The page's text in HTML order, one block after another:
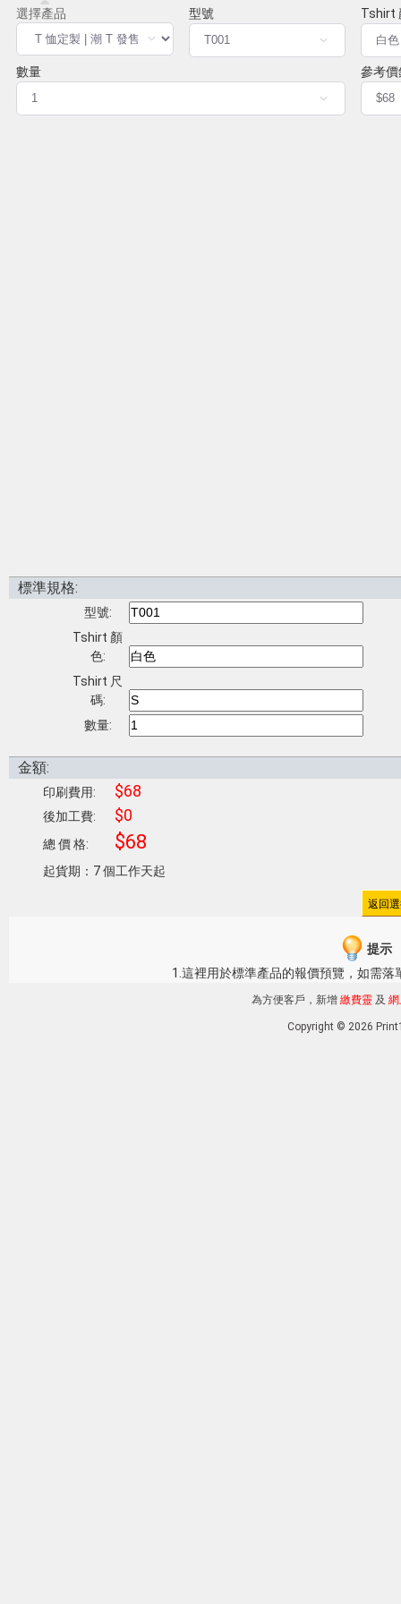
型號 Tshirt
數量 參考價
標準規格:
型號:
Tshirt 顏
色:
Tshirt 尺
碼:
數量:
金額:
印刷費用: $68
後加工費: $0
總 價 格: $68
起貨期：7 個工作天起
提示
1.這裡用於標準產品的報價預覽，如需落
為方便客戶，新增 繳費靈及 網
Copyright © 2026